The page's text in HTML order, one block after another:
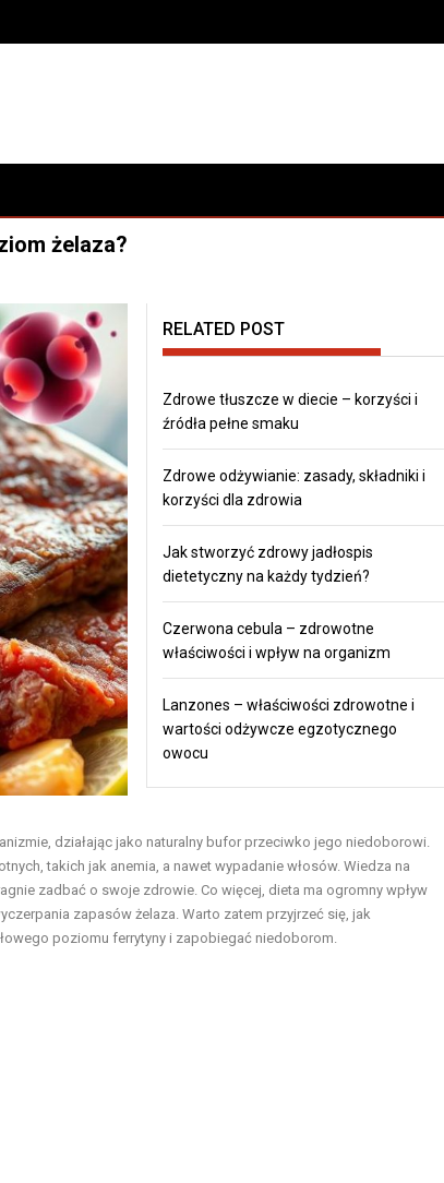
smaku
żelaza?
RELATED POST
Zdrowe tłuszcze w diecie – korzyści i
źródła pełne smaku
Zdrowe odżywianie: zasady, składniki i
korzyści dla zdrowia
Jak stworzyć zdrowy jadłospis
dietetyczny na każdy tydzień?
Czerwona cebula – zdrowotne
właściwości i wpływ na organizm
Lanzones – właściwości zdrowotne i
wartości odżywcze egzotycznego
owocu
działając jako naturalny bufor przeciwko jego niedoborowi.
takich jak anemia, a nawet wypadanie włosów. Wiedza na
zadbać o swoje zdrowie. Co więcej, dieta ma ogromny wpływ
zapasów żelaza. Warto zatem przyjrzeć się, jak
poziomu ferrytyny i zapobiegać niedoborom.